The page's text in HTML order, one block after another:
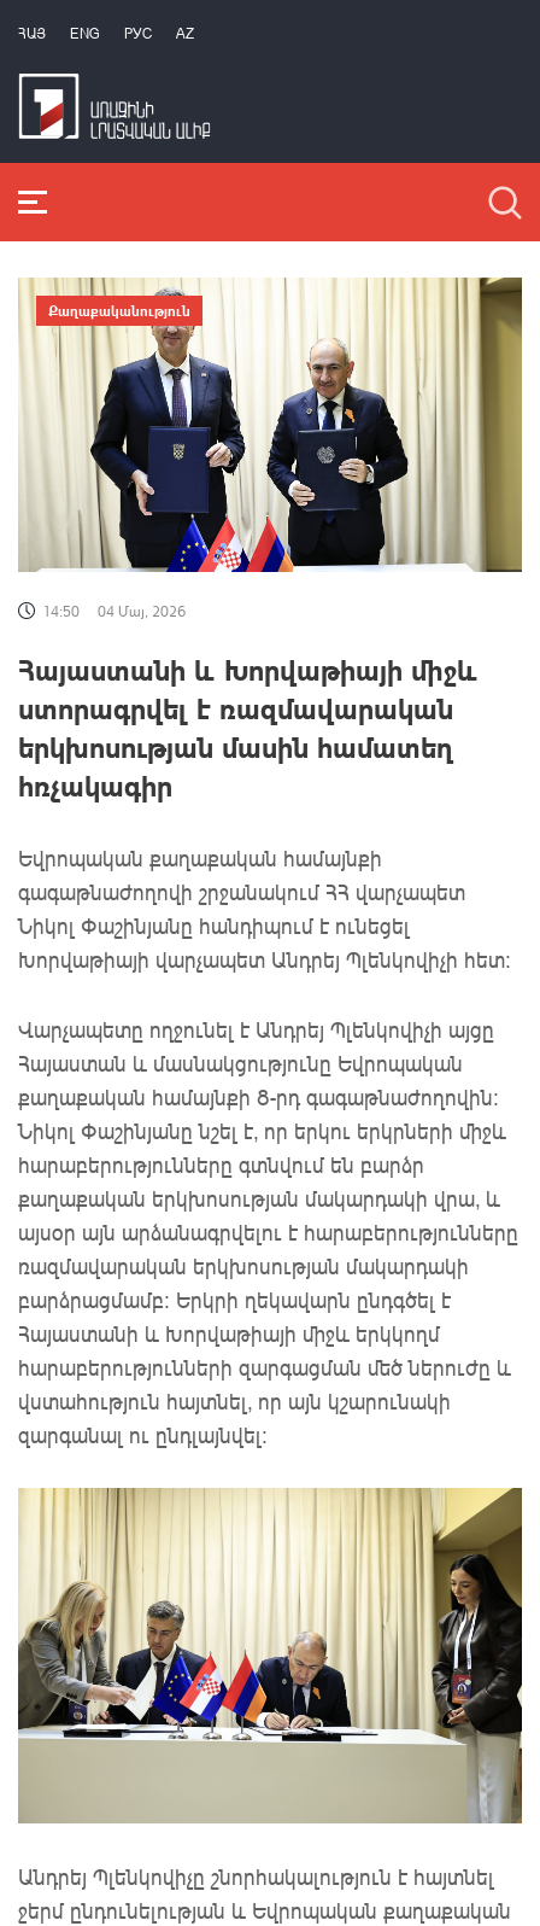
ՀԱՅ ENG РУС AZ
Քաղաքականություն
14:50 04 Մայ, 2026
Հայաստանի և Խորվաթիայի միջև
ստորագրվել է ռազմավարական
երկխոսության մասին համատեղ
հռչակագիր
Եվրոպական քաղաքական համայնքի
գագաթնաժողովի շրջանակում ՀՀ վարչապետ
Նիկոլ Փաշինյանը հանդիպում է ունեցել
Խորվաթիայի վարչապետ Անդրեյ Պլենկովիչի հետ։
Վարչապետը ողջունել է Անդրեյ Պլենկովիչի այցը
Հայաստան և մասնակցությունը Եվրոպական
քաղաքական համայնքի 8-րդ գագաթնաժողովին։
Նիկոլ Փաշինյանը նշել է, որ երկու երկրների միջև
հարաբերությունները գտնվում են բարձր
քաղաքական երկխոսության մակարդակի վրա, և
այսօր այն արձանագրվելու է հարաբերությունները
ռազմավարական երկխոսության մակարդակի
բարձրացմամբ: Երկրի ղեկավարն ընդգծել է
Հայաստանի և Խորվաթիայի միջև երկկողմ
հարաբերությունների զարգացման մեծ ներուժը և
վստահություն հայտնել, որ այն կշարունակի
զարգանալ ու ընդլայնվել:
Անդրեյ Պլենկովիչը շնորհակալություն է հայտնել
ջերմ ընդունելության և Եվրոպական քաղաքական